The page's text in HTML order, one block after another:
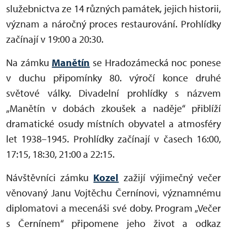
služebnictva ze 14 různých památek, jejich historii,
význam a náročný proces restaurování. Prohlídky
začínají v 19:00 a 20:30.
Na zámku Manětín se Hradozámecká noc ponese
v duchu připomínky 80. výročí konce druhé
světové války. Divadelní prohlídky s názvem
„Manětín v dobách zkoušek a naděje“ přiblíží
dramatické osudy místních obyvatel a atmosféry
let 1938–1945. Prohlídky začínají v časech 16:00,
17:15, 18:30, 21:00 a 22:15.
Návštěvníci zámku Kozel zažijí výjimečný večer
věnovaný Janu Vojtěchu Černínovi, významnému
diplomatovi a mecenáši své doby. Program „Večer
s Černínem“ připomene jeho život a odkaz